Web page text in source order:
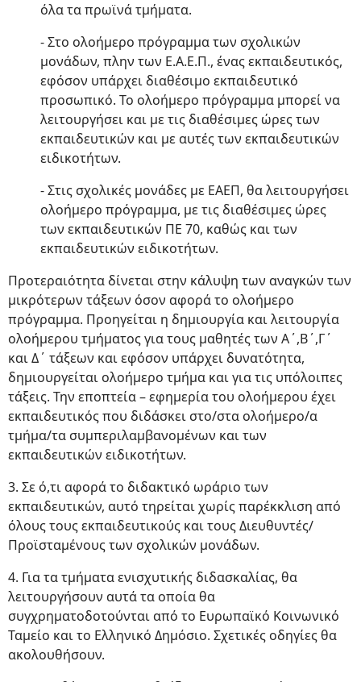
όλα τα πρωϊνά τμήματα.
- Στο ολοήμερο πρόγραμμα των σχολικών
μονάδων, πλην των Ε.Α.Ε.Π., ένας εκπαιδευτικός,
εφόσον υπάρχει διαθέσιμο εκπαιδευτικό
προσωπικό. Το ολοήμερο πρόγραμμα μπορεί να
λειτουργήσει και με τις διαθέσιμες ώρες των
εκπαιδευτικών και με αυτές των εκπαιδευτικών
ειδικοτήτων.
- Στις σχολικές μονάδες με ΕΑΕΠ, θα λειτουργήσει
ολοήμερο πρόγραμμα, με τις διαθέσιμες ώρες
των εκπαιδευτικών ΠΕ 70, καθώς και των
εκπαιδευτικών ειδικοτήτων.
Προτεραιότητα δίνεται στην κάλυψη των αναγκών των
μικρότερων τάξεων όσον αφορά το ολοήμερο
πρόγραμμα. Προηγείται η δημιουργία και λειτουργία
ολοήμερου τμήματος για τους μαθητές των Α΄,Β΄,Γ΄
και Δ΄ τάξεων και εφόσον υπάρχει δυνατότητα,
δημιουργείται ολοήμερο τμήμα και για τις υπόλοιπες
τάξεις. Την εποπτεία – εφημερία του ολοήμερου έχει
εκπαιδευτικός που διδάσκει στο/στα ολοήμερο/α
τμήμα/τα συμπεριλαμβανομένων και των
εκπαιδευτικών ειδικοτήτων.
3. Σε ό,τι αφορά το διδακτικό ωράριο των
εκπαιδευτικών, αυτό τηρείται χωρίς παρέκκλιση από
όλους τους εκπαιδευτικούς και τους Διευθυντές/
Προϊσταμένους των σχολικών μονάδων.
4. Για τα τμήματα ενισχυτικής διδασκαλίας, θα
λειτουργήσουν αυτά τα οποία θα
συγχρηματοδοτούνται από το Ευρωπαϊκό Κοινωνικό
Ταμείο και το Ελληνικό Δημόσιο. Σχετικές οδηγίες θα
ακολουθήσουν.